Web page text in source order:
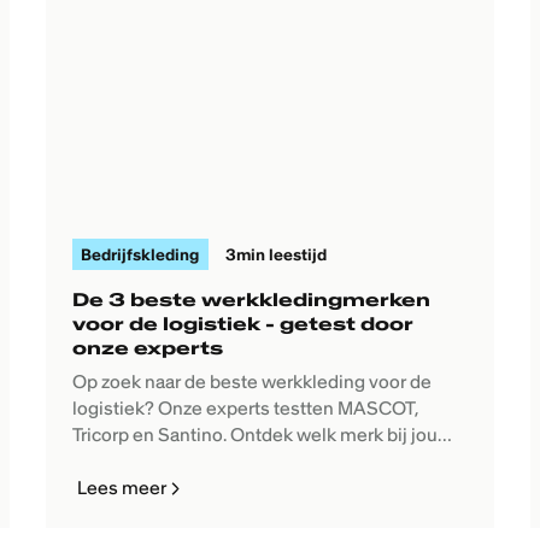
Bedrijfskleding 3min leestijd
De 3 beste werkkledingmerken
voor de logistiek - getest door
onze experts
Op zoek naar de beste werkkleding voor de
logistiek? Onze experts testten MASCOT,
Tricorp en Santino. Ontdek welk merk bij jou
Lees meer